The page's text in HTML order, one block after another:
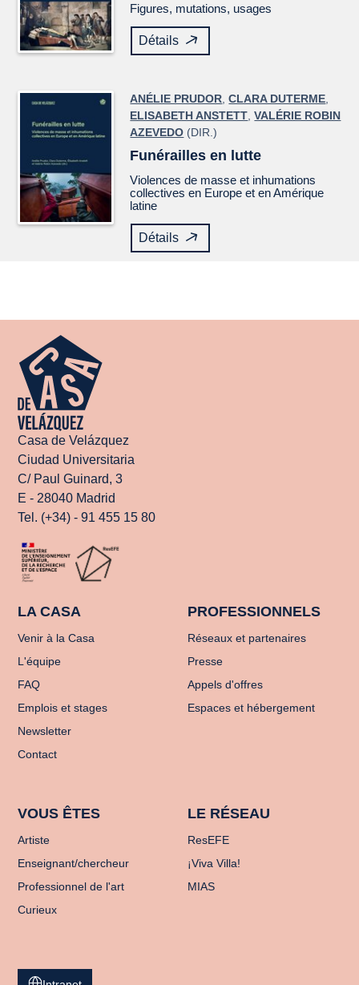
Figures, mutations, usages
Détails
ANÉLIE PRUDOR ,CLARA DUTERME
ELISABETH ANSTETT ,VALÉRIE ROBIN
AZEVEDO (DIR.)
Funérailles en lutte
Violences de masse et inhumations
collectives en Europe et en Amérique
latine
Détails
Casa de Velázquez
Ciudad Universitaria
C/ Paul Guinard, 3
E - 28040 Madrid
Tel. (+34) - 91 455 15 80
LA CASA
Venir à la Casa
L'équipe
FAQ
Emplois et stages
Newsletter
Contact
PROFESSIONNELS
Réseaux et partenaires
Presse
Appels d'offres
Espaces et hébergement
VOUS ÊTES
Artiste
Enseignant/chercheur
Professionnel de l'art
Curieux
LE RÉSEAU
ResEFE
¡Viva Villa!
MIAS